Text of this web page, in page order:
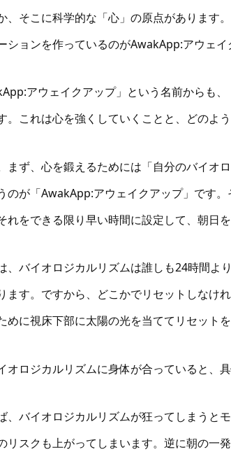
、そこに科学的な「心」の原点があります
ションを作っているのがAwakApp:アウェイ
アウェイクアップ」という名前からも
。これは心を強くしていくことと、どのよ
まず、心を鍛えるためには「自分のバイオ
のが「AwakApp:アウェイクアップ」です
れをできる限り早い時間に設定して、朝日
、バイオロジカルリズムは誰しも24時間よ
ます。ですから、どこかでリセットしなけ
めに視床下部に太陽の光を当ててリセットを
オロジカルリズムに身体が合っていると、
、バイオロジカルリズムが狂ってしまうと
リスクも上がってしまいます。逆に朝の一